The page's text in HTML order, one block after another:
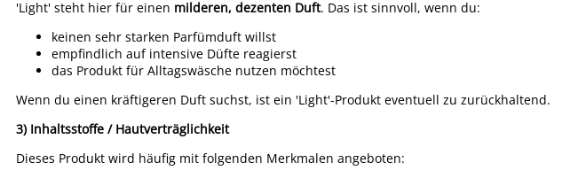
'Light' steht hier für einen milderen, dezenten Duft. Das ist sinnvoll, wenn du:
keinen sehr starken Parfümduft willst
empfindlich auf intensive Düfte reagierst
das Produkt für Alltagswäsche nutzen möchtest
Wenn du einen kräftigeren Duft suchst, ist ein 'Light'-Produkt eventuell zu zurückhaltend.
3) Inhaltsstoffe / Hautverträglichkeit
Dieses Produkt wird häufig mit folgenden Merkmalen angeboten: